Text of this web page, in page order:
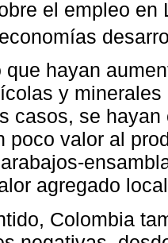
el empleo
que hayan
y
casos, se
poco valor al
agregado
Colombia